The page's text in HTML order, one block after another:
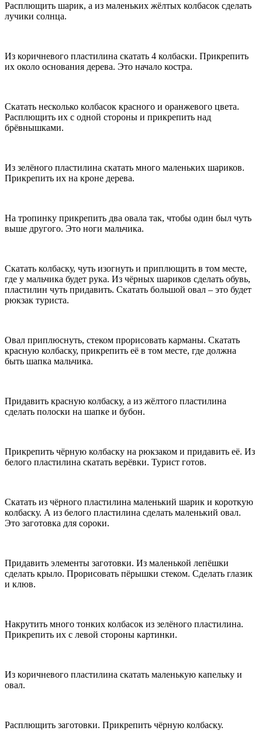
Расплющить шарик, а из маленьких жёлтых колбасок сделать
лучики солнца.
Из коричневого пластилина скатать 4 колбаски. Прикрепить
их около основания дерева. Это начало костра.
Скатать несколько колбасок красного и оранжевого цвета.
Расплющить их с одной стороны и прикрепить над
брёвнышками.
Из зелёного пластилина скатать много маленьких шариков.
Прикрепить их на кроне дерева.
На тропинку прикрепить два овала так, чтобы один был чуть
выше другого. Это ноги мальчика.
Скатать колбаску, чуть изогнуть и приплющить в том месте,
где у мальчика будет рука. Из чёрных шариков сделать обувь,
пластилин чуть придавить. Скатать большой овал – это будет
рюкзак туриста.
Овал приплюснуть, стеком прорисовать карманы. Скатать
красную колбаску, прикрепить её в том месте, где должна
быть шапка мальчика.
Придавить красную колбаску, а из жёлтого пластилина
сделать полоски на шапке и бубон.
Прикрепить чёрную колбаску на рюкзаком и придавить её. Из
белого пластилина скатать верёвки. Турист готов.
Скатать из чёрного пластилина маленький шарик и короткую
колбаску. А из белого пластилина сделать маленький овал.
Это заготовка для сороки.
Придавить элементы заготовки. Из маленькой лепёшки
сделать крыло. Прорисовать пёрышки стеком. Сделать глазик
и клюв.
Накрутить много тонких колбасок из зелёного пластилина.
Прикрепить их с левой стороны картинки.
Из коричневого пластилина скатать маленькую капельку и
овал.
Расплющить заготовки. Прикрепить чёрную колбаску.